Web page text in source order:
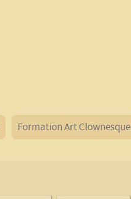
Formation Art Clownesque